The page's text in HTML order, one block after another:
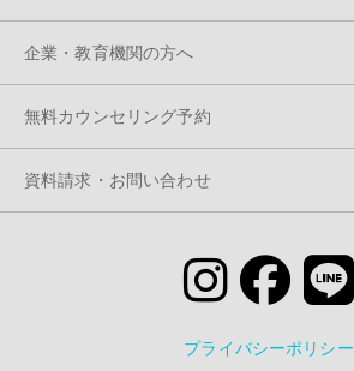
企業・教育機関の方へ
無料カウンセリング予約
資料請求・お問い合わせ
プライバシーポリシー